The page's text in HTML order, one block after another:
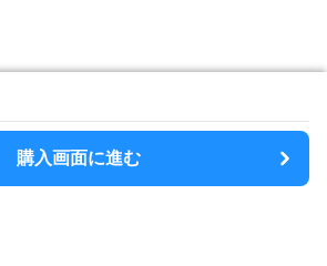
購入画面に進む
購入画面に進む